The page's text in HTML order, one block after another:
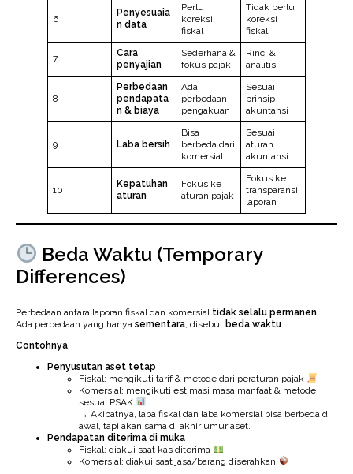
6
Penyesuaia
n data
Perlu
koreksi
fiskal
Tidak perlu
koreksi
fiskal
7
Cara
penyajian
Sederhana &
fokus pajak
Rinci &
analitis
8
Perbedaan
pendapata
n & biaya
Ada
perbedaan
pengakuan
Sesuai
prinsip
akuntansi
9 Laba bersih
Bisa
berbeda dari
komersial
Sesuai
aturan
akuntansi
10
Kepatuhan
aturan
Fokus ke
aturan pajak
Fokus ke
transparansi
laporan
Beda Waktu (Temporary
Differences)
Perbedaan antara laporan fiskal dan komersial tidak selalu permanen
Ada perbedaan yang hanya sementara , disebut beda waktu
Contohnya:
Penyusutan aset tetap
Fiskal: mengikuti tarif & metode dari peraturan pajak
Komersial: mengikuti estimasi masa manfaat & metode
sesuai PSAK
→ Akibatnya, laba fiskal dan laba komersial bisa berbeda di
awal, tapi akan sama di akhir umur aset.
Pendapatan diterima di muka
Fiskal: diakui saat kas diterima
Komersial: diakui saat jasa/barang diserahkan